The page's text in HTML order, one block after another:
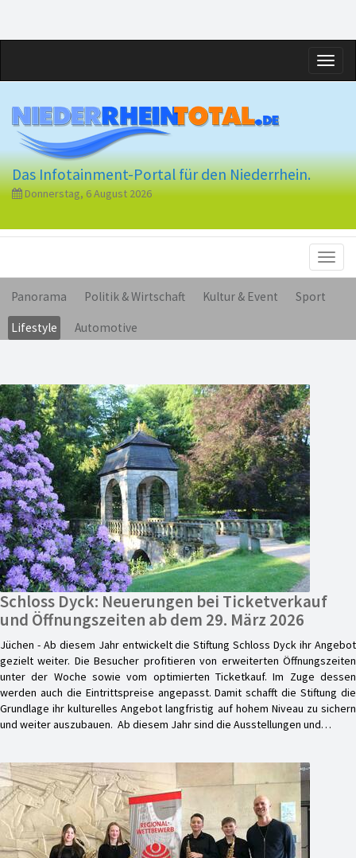
Das Infotainment-Portal für den Niederrhein.
Donnerstag, 6 August 2026
Panorama Politik & Wirtschaft Kultur & Event Sport
Lifestyle Automotive
Schloss Dyck: Neuerungen bei Ticketverkauf
und Öffnungszeiten ab dem 29. März 2026
Jüchen - Ab diesem Jahr entwickelt die Stiftung Schloss Dyck ihr Angebot
gezielt weiter. Die Besucher profitieren von erweiterten Öffnungszeiten
unter der Woche sowie vom optimierten Ticketkauf. Im Zuge dessen
werden auch die Eintrittspreise angepasst. Damit schafft die Stiftung die
Grundlage ihr kulturelles Angebot langfristig auf hohem Niveau zu sichern
und weiter auszubauen. Ab diesem Jahr sind die Ausstellungen und…